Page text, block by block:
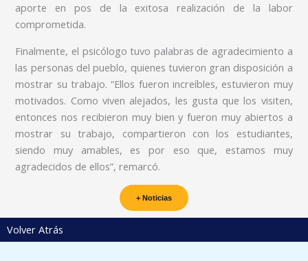
aporte en pos de la exitosa realización de la labor
comprometida.
Finalmente, el psicólogo tuvo palabras de agradecimiento a
las personas del pueblo, quienes tuvieron gran disposición a
mostrar su trabajo. “Ellos fueron increíbles, estuvieron muy
motivados. Como viven alejados, les gusta que los visiten,
entonces nos recibieron muy bien y fueron muy abiertos a
mostrar su trabajo, compartieron con los estudiantes,
siendo muy amables, es por eso que, estamos muy
agradecidos de ellos”, remarcó.
+ Noticias
Volver Atrás